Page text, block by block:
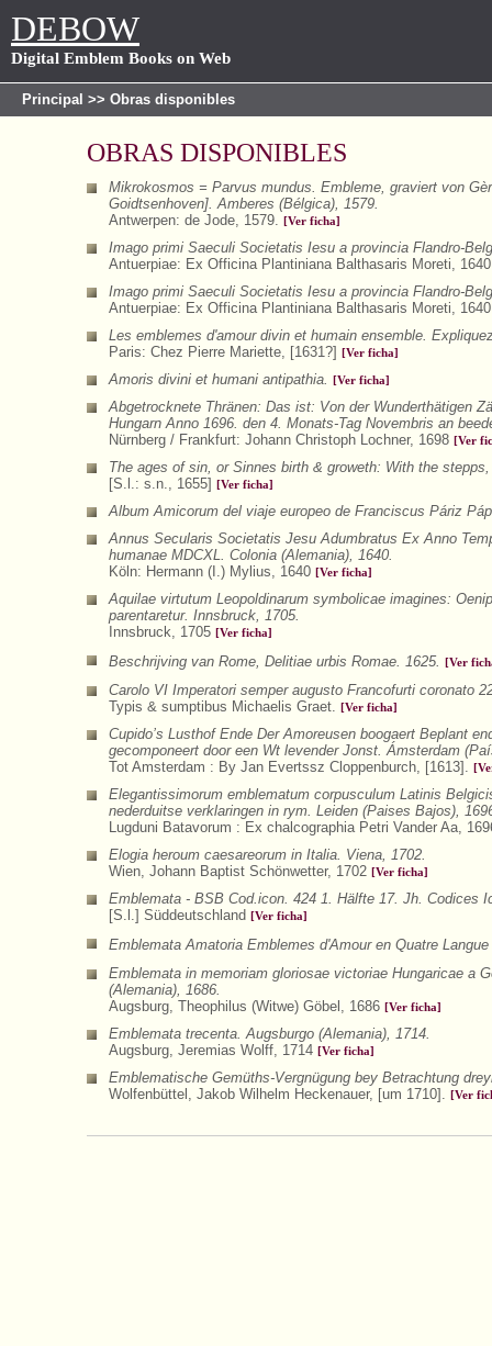
DEBOW
Digital Emblem Books on Web
Principal >> Obras disponibles
OBRAS DISPONIBLES
Mikrokosmos = Parvus mundus. Embleme, graviert von
Goidtsenhoven]. Amberes (Bélgica), 1579.
Antwerpen: de Jode, 1579.
[Ver ficha]
Imago primi Saeculi Societatis Iesu a provincia Flandro-
Antuerpiae: Ex Officina Plantiniana Balthasaris Moreti,
Imago primi Saeculi Societatis Iesu a provincia Flandro-
Antuerpiae: Ex Officina Plantiniana Balthasaris Moreti,
Les emblemes d'amour divin et humain ensemble.
Paris: Chez Pierre Mariette, [1631?]
[Ver ficha]
Amoris divini et humani antipathia. [Ver ficha]
Abgetrocknete Thränen: Das ist: Von der Wunderthätigen
Hungarn Anno 1696. den 4. Monats-Tag Novembris an
Nürnberg / Frankfurt: Johann Christoph Lochner, 1698 [Ver
The ages of sin, or Sinnes birth & groweth: With the
[S.l.: s.n., 1655]
[Ver ficha]
Album Amicorum del viaje europeo de Franciscus Páriz
Annus Secularis Societatis Jesu Adumbratus Ex Anno
humanae MDCXL. Colonia (Alemania), 1640.
Köln: Hermann (I.) Mylius, 1640 [Ver ficha]
Aquilae virtutum Leopoldinarum symbolicae imagines:
parentaretur. Innsbruck, 1705.
Innsbruck, 1705 [Ver ficha]
Beschrijving van Rome, Delitiae urbis Romae. 1625. [Ver
Carolo VI Imperatori semper augusto Francofurti coronato
Typis & sumptibus Michaelis Graet.
[Ver ficha]
Cupido’s Lusthof Ende Der Amoreusen boogaert Beplant
gecomponeert door een Wt levender Jonst. Ámsterdam
Tot Amsterdam : By Jan Evertssz Cloppenburch, [1613].
Elegantissimorum emblematum corpusculum Latinis
nederduitse verklaringen in rym. Leiden (Paises Bajos),
Lugduni Batavorum : Ex chalcographia Petri Vander Aa,
Elogia heroum caesareorum in Italia. Viena, 1702.
Wien, Johann Baptist Schönwetter, 1702 [Ver ficha]
Emblemata - BSB Cod.icon. 424 1. Hälfte 17. Jh. Codices
[S.l.] Süddeutschland
[Ver ficha]
Emblemata Amatoria Emblemes d'Amour en Quatre
Emblemata in memoriam gloriosae victoriae Hungaricae a
(Alemania), 1686.
Augsburg, Theophilus (Witwe) Göbel, 1686 [Ver ficha]
Emblemata trecenta. Augsburgo (Alemania), 1714.
Augsburg, Jeremias Wolff, 1714 [Ver ficha]
Emblematische Gemüths-Vergnügung bey Betrachtung
Wolfenbüttel, Jakob Wilhelm Heckenauer, [um 1710].
[Ver